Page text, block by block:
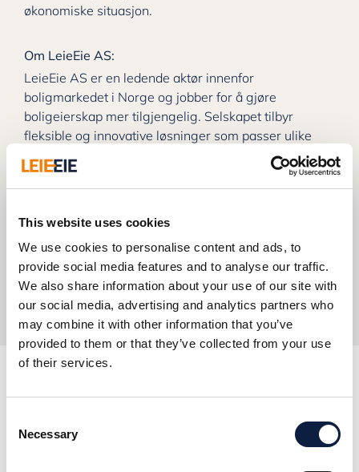
This website uses cookies
We use cookies to personalise content and ads, to
provide social media features and to analyse our traffic.
We also share information about your use of our site with
our social media, advertising and analytics partners who
may combine it with other information that you’ve
provided to them or that they’ve collected from your use
of their services.
Selection
Necessary
økonomiske situasjon.
Om LeieEie AS:
LeieEie AS er en ledende aktør innenfor
boligmarkedet i Norge og jobber for å gjøre
boligeierskap mer tilgjengelig. Selskapet tilbyr
fleksible og innovative løsninger som passer ulike
behov og økonomiske situasjoner. Over 60 % av
kundene konverterer og kjøper ut boligen i løpet av
perioden de bor i boligen. LeieEie AS ble etablert av
Haugesundsregionen, Stavanger, Sandnes og
Kristiansand og forventer å lansere tilbudet i Oslo og
Bergen i løpet av høsten 2023.